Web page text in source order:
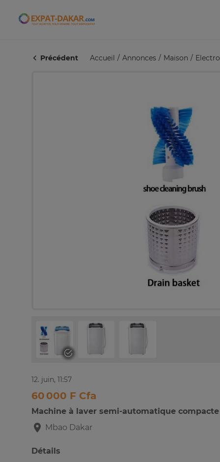
Expat-Dakar
Précédent Accueil Annonces Maison
12. juin, 11:57
60 000 F Cfa
Machine à laver semi-automatique
Mbao Dakar
Détails